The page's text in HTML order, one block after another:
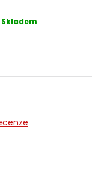
Skladem